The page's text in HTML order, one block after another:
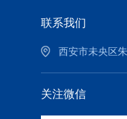
联系我们
西安市未央区
关注微信